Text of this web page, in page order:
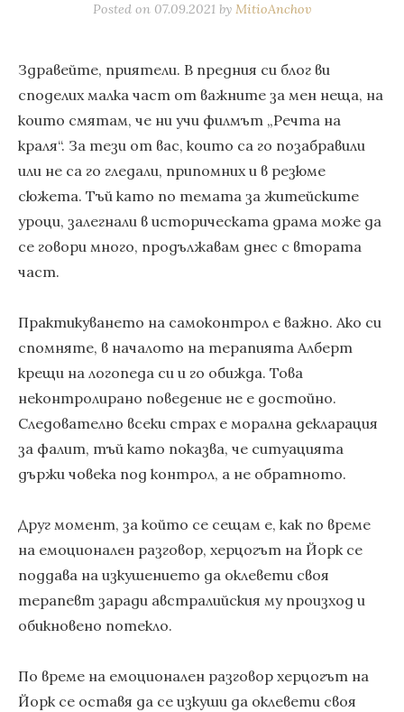
Posted on 07.09.2021 by MitioAnchov
Здравейте, приятели. В предния си блог ви
споделих малка част от важните за мен неща, на
които смятам, че ни учи филмът „Речта на
краля“. За тези от вас, които са го позабравили
или не са го гледали, припомних и в резюме
сюжета. Тъй като по темата за житейските
уроци, залегнали в историческата драма може да
се говори много, продължавам днес с втората
част.
Практикуването на самоконтрол е важно. Ако си
спомняте, в началото на терапията Алберт
крещи на логопеда си и го обижда. Това
неконтролирано поведение не е достойно.
Следователно всеки страх е морална декларация
за фалит, тъй като показва, че ситуацията
държи човека под контрол, а не обратното.
Друг момент, за който се сещам е, как по време
на емоционален разговор, херцогът на Йорк се
поддава на изкушението да оклевети своя
терапевт заради австралийския му произход и
обикновено потекло.
По време на емоционален разговор херцогът на
Йорк се оставя да се изкуши да оклевети своя